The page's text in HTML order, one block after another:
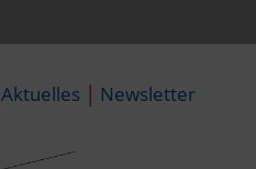
Aktuelles | Newsletter